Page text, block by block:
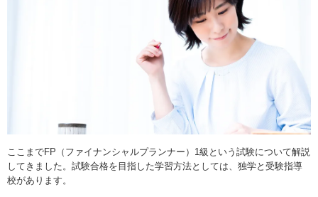
ここまでFP（ファイナンシャルプランナー）1級という試験について解説
してきました。試験合格を目指した学習方法としては、独学と受験指導
校があります。